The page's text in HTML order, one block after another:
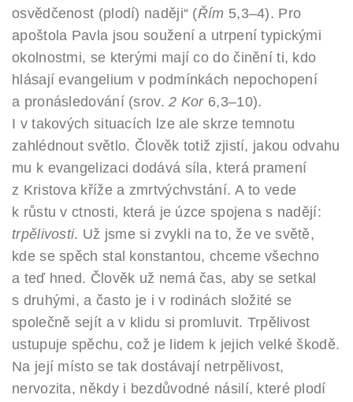
osvědčenost (plodí) naději“ (Řím 5,3–4). Pro
apoštola Pavla jsou soužení a utrpení typickými
okolnostmi, se kterými mají co do činění ti, kdo
hlásají evangelium v podmínkách nepochopení
a pronásledování (srov.2 Kor6,3–10).
I v takových situacích lze ale skrze temnotu
zahlédnout světlo. Člověk totiž zjistí, jakou odvahu
mu k evangelizaci dodává síla, která pramení
z Kristova kříže a zmrtvýchvstání. A to vede
k růstu v ctnosti, která je úzce spojena s nadějí:
trpělivosti. Už jsme si zvykli na to, že ve světě,
kde se spěch stal konstantou, chceme všechno
a teď hned. Člověk už nemá čas, aby se setkal
s druhými, a často je i v rodinách složité se
společně sejít a v klidu si promluvit. Trpělivost
ustupuje spěchu, což je lidem k jejich velké škodě.
Na její místo se tak dostávají netrpělivost,
nervozita, někdy i bezdůvodné násilí, které plodí